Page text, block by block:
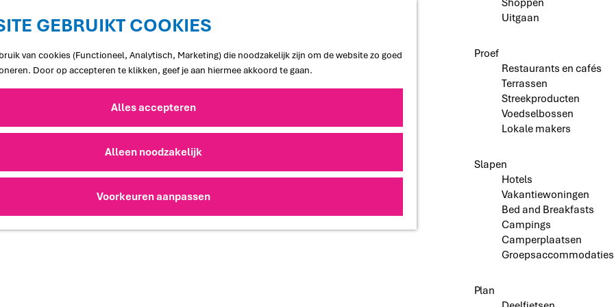
GEBRUIKT COOKIES
van cookies (Functioneel, Analytisch, Marketing) die noodzakelijk zijn om de website zo goed
Door op accepteren te klikken, geef je aan hiermee akkoord te gaan.
Alles accepteren
Alleen noodzakelijk
Voorkeuren aanpassen
Uitgaan
Proef
Restaurants en cafés
Terrassen
Streekproducten
Voedselbossen
Lokale makers
Slapen
Hotels
Vakantiewoningen
Bed and Breakfasts
Campings
Camperplaatsen
Groepsaccommodaties
Plan